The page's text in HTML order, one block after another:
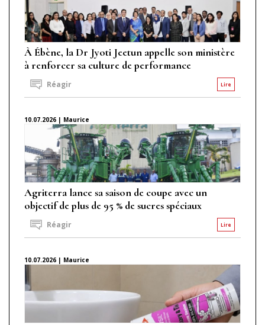
À Ébène, la Dr Jyoti Jeetun appelle son ministère
à renforcer sa culture de performance
Lire
Réagir
10.07.2026 | Maurice
Agriterra lance sa saison de coupe avec un
objectif de plus de 95 % de sucres spéciaux
Lire
Réagir
10.07.2026 | Maurice